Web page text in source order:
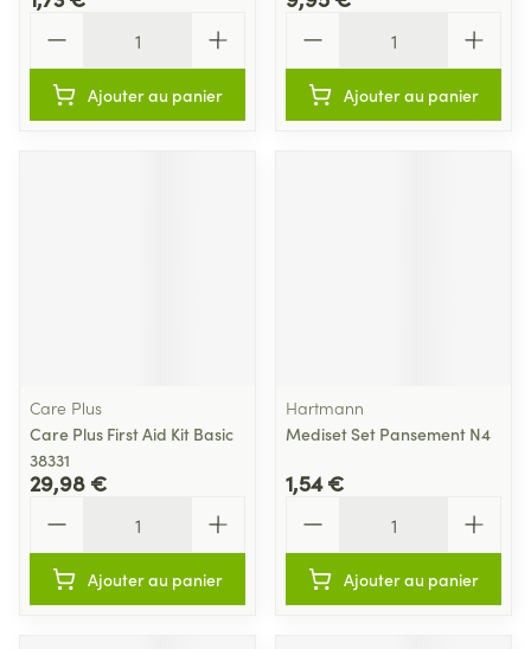
Ajouter au panier Ajouter au panier
Care Plus
Care Plus First Aid Kit Basic
38331
29,98 €
Ajouter au panier
Hartmann
Mediset Set Pansement N4
1,54 €
Ajouter au panier